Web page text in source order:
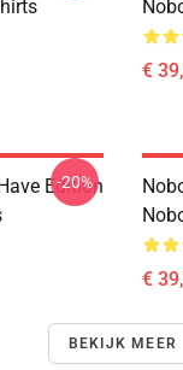
€
Edition
-20%
€
BEKIJK MEER